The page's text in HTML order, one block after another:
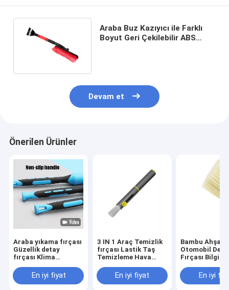
Araba Buz Kazıyıcı ile Farklı
Boyut Geri Çekilebilir ABS
Devam et
Önerilen Ürünler
Araba yıkama fırçası
Güzellik detay
fırçası Klima
fırçasıEn iyi fiyat
3 IN 1 Araç Temizlik
fırçası Lastik Taş
Temizleme Hava
fonksiyonel Araç
fırçası
En iyi fiyat
Bambu Ahşap
Otomobil
Fırçası
FırçasıEn iyi